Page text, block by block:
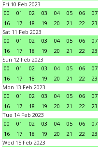
Fri 10 Feb 2023
00
01 02 03 04 05 06 07
16
17 18 19 20 21 22
23
Sat 11 Feb 2023
00
01 02 03 04 05 06 07
16
17 18 19 20 21 22
23
Sun 12 Feb 2023
00
01 02 03 04 05 06 07
16
17 18 19 20 21 22
23
Mon 13 Feb 2023
00
01 02 03 04 05 06 07
16
17 18 19 20 21 22
23
Tue 14 Feb 2023
00
01 02 03 04 05 06 07
16
17 18 19 20 21 22
23
Wed 15 Feb 2023